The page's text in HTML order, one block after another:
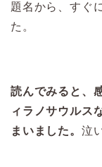
題名から、すぐ
た。
読んでみると、
ィラノサウルス
まいました。 泣